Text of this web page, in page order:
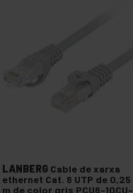
LANBERG Cable de xarxa
ethernet Cat. 6 UTP de 0,25
m de color gris PCU6-10CU-